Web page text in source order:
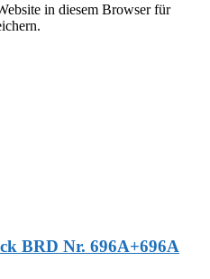
in diesem Browser für
BRD Nr. 696A+696A